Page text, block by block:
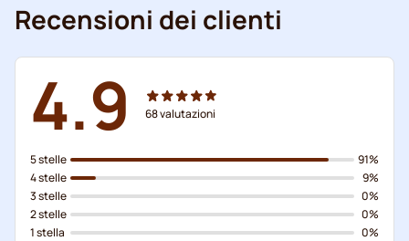
Recensioni dei clienti
4.9 68valutazioni
5 stelle
4 stelle
3 stelle
2 stelle
1 stella
91%
9%
0%
0%
0%